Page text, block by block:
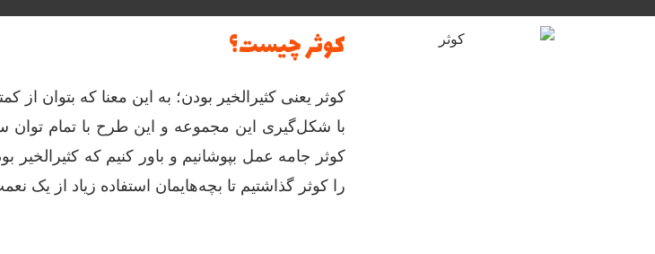
کوثر چیست؟
کوثر یعنی کثیرالخیر بودن؛ به این معنا که بتوان از
با شکل‌گیری این مجموعه و این طرح با تمام توان
کوثر جامه عمل بپوشانیم و باور کنیم که
را کوثر گذاشتیم تا بچه‌هایمان استفاده زیاد از یک